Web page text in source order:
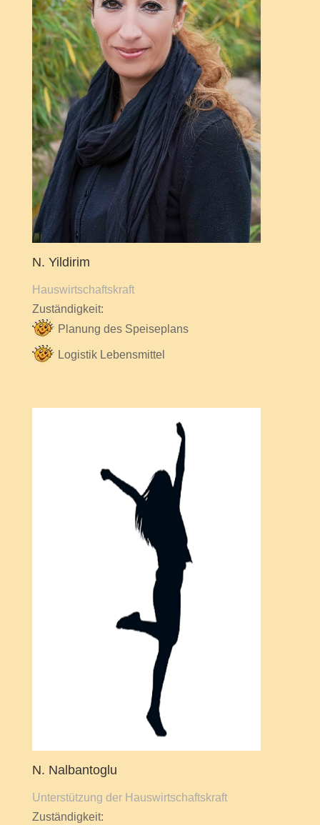
N. Yildirim
Hauswirtschaftskraft
Zuständigkeit:
Planung des Speiseplans
Logistik Lebensmittel
N. Nalbantoglu
Unterstützung der Hauswirtschaftskraft
Zuständigkeit: